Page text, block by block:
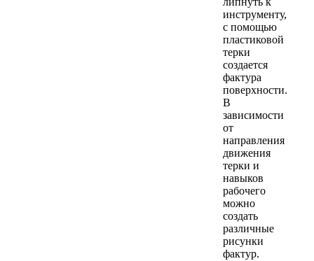
инструменту,
с помощью
пластиковой
терки
создается
фактура
поверхности.
В
зависимости
от
направления
движения
терки и
навыков
рабочего
можно
создать
различные
рисунки
фактур.